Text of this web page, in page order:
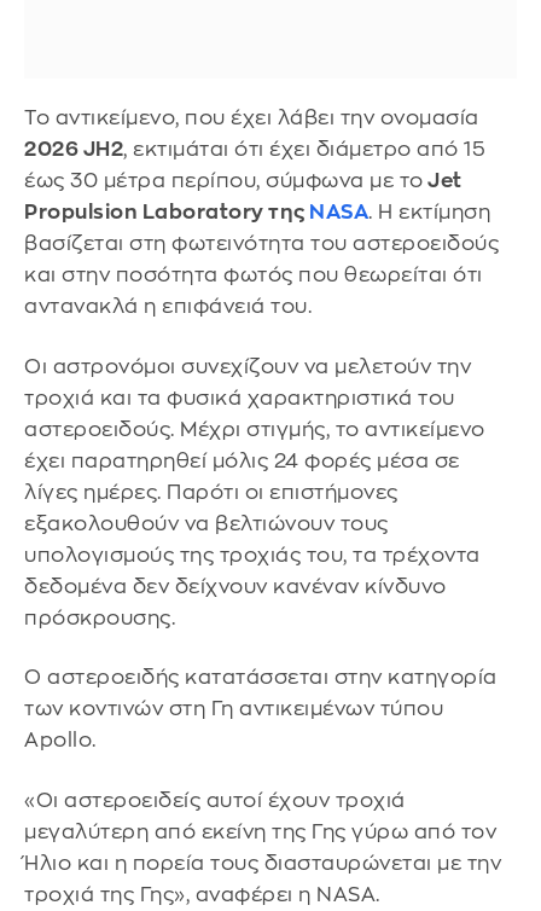
Το αντικείμενο, που έχει λάβει την ονομασία
2026 JH2, εκτιμάται ότι έχει διάμετρο από 15
έως 30 μέτρα περίπου, σύμφωνα με το Jet
Propulsion Laboratory της NASA. Η εκτίμηση
βασίζεται στη φωτεινότητα του αστεροειδούς
και στην ποσότητα φωτός που θεωρείται ότι
αντανακλά η επιφάνειά του.
Οι αστρονόμοι συνεχίζουν να μελετούν την
τροχιά και τα φυσικά χαρακτηριστικά του
αστεροειδούς. Μέχρι στιγμής, το αντικείμενο
έχει παρατηρηθεί μόλις 24 φορές μέσα σε
λίγες ημέρες. Παρότι οι επιστήμονες
εξακολουθούν να βελτιώνουν τους
υπολογισμούς της τροχιάς του, τα τρέχοντα
δεδομένα δεν δείχνουν κανέναν κίνδυνο
πρόσκρουσης.
Ο αστεροειδής κατατάσσεται στην κατηγορία
των κοντινών στη Γη αντικειμένων τύπου
Apollo.
«Οι αστεροειδείς αυτοί έχουν τροχιά
μεγαλύτερη από εκείνη της Γης γύρω από τον
Ήλιο και η πορεία τους διασταυρώνεται με την
τροχιά της Γης», αναφέρει η NASA.